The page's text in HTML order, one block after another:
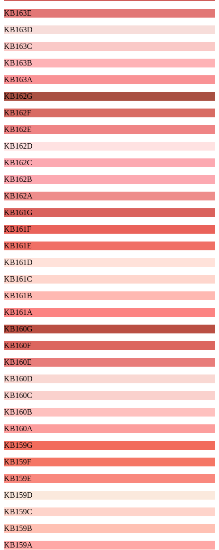
KB163E
KB163D
KB163C
KB163B
KB163A
KB162G
KB162F
KB162E
KB162D
KB162C
KB162B
KB162A
KB161G
KB161F
KB161E
KB161D
KB161C
KB161B
KB161A
KB160G
KB160F
KB160E
KB160D
KB160C
KB160B
KB160A
KB159G
KB159F
KB159E
KB159D
KB159C
KB159B
KB159A